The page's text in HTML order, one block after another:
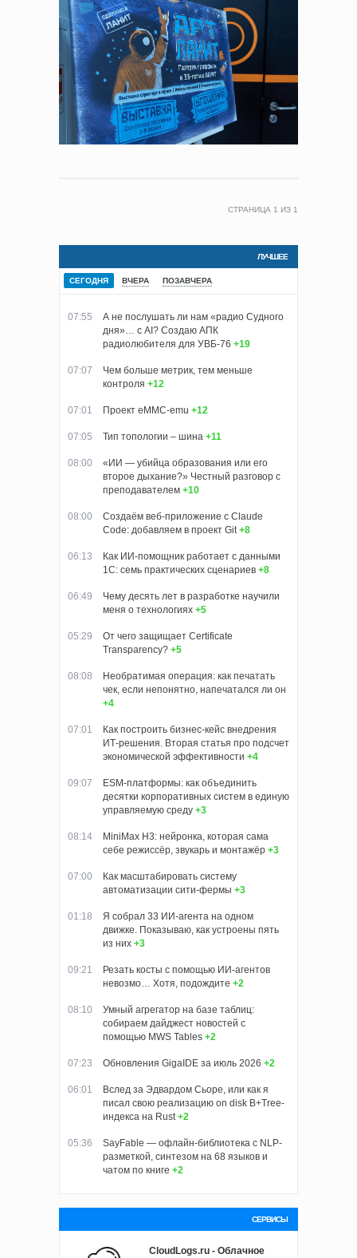
СТРАНИЦА 1 ИЗ 1
ЛУЧШЕЕ
СЕГОДНЯ ВЧЕРА ПОЗАВЧЕРА
07:55
А не послушать ли нам «радио Судного
дня»… с AI? Создаю АПК
радиолюбителя для УВБ-76 +19
07:07
Чем больше метрик, тем меньше
контроля +12
07:01 Проект eMMC-emu +12
07:05 Тип топологии – шина +11
08:00
«ИИ — убийца образования или его
второе дыхание?» Честный разговор с
преподавателем +10
08:00
Создаём веб-приложение с Claude
Code: добавляем в проект Git +8
06:13
Как ИИ-помощник работает с данными
1С: семь практических сценариев +8
06:49
Чему десять лет в разработке научили
меня о технологиях +5
05:29
От чего защищает Certificate
Transparency? +5
08:08
Необратимая операция: как печатать
чек, если непонятно, напечатался ли он
+4
07:01
Как построить бизнес-кейс внедрения
ИТ-решения. Вторая статья про подсчет
экономической эффективности +4
09:07
ESM-платформы: как объединить
десятки корпоративных систем в единую
управляемую среду +3
08:14
MiniMax H3: нейронка, которая сама
себе режиссёр, звукарь и монтажёр +3
07:00
Как масштабировать систему
автоматизации сити-фермы +3
01:18
Я собрал 33 ИИ-агента на одном
движке. Показываю, как устроены пять
из них +3
09:21
Резать косты с помощью ИИ-агентов
невозмо… Хотя, подождите +2
08:10
Умный агрегатор на базе таблиц:
собираем дайджест новостей с
помощью MWS Tables +2
07:23 Обновления GigaIDE за июль 2026 +2
06:01
Вслед за Эдвардом Сьоре, или как я
писал свою реализацию on disk B+Tree-
индекса на Rust +2
05:36
SayFable — офлайн-библиотека с NLP-
разметкой, синтезом на 68 языков и
чатом по книге +2
СЕРВИСЫ
CloudLogs.ru - Облачное